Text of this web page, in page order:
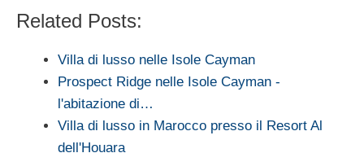
Related Posts:
Villa di lusso nelle Isole Cayman
Prospect Ridge nelle Isole Cayman -
l'abitazione di…
Villa di lusso in Marocco presso il Resort Al
dell'Houara